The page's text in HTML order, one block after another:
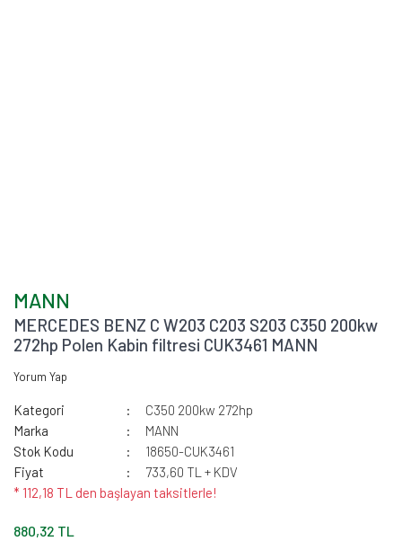
MANN
MERCEDES BENZ C W203 C203 S203 C350 200kw
272hp Polen Kabin filtresi CUK3461 MANN
Yorum Yap
Kategori
C350 200kw 272hp
Marka
MANN
Stok Kodu
18650-CUK3461
Fiyat
733,60 TL + KDV
* 112,18 TL den başlayan taksitlerle!
880,32 TL